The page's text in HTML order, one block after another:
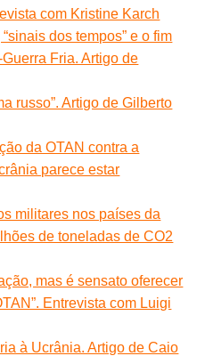
com Kristine Karch
dos tempos” e o fim
Fria. Artigo de
russo”. Artigo de Gilberto
da OTAN contra a
parece estar
militares nos países da
de toneladas de CO2
mas é sensato oferecer
Entrevista com Luigi
à Ucrânia. Artigo de Caio